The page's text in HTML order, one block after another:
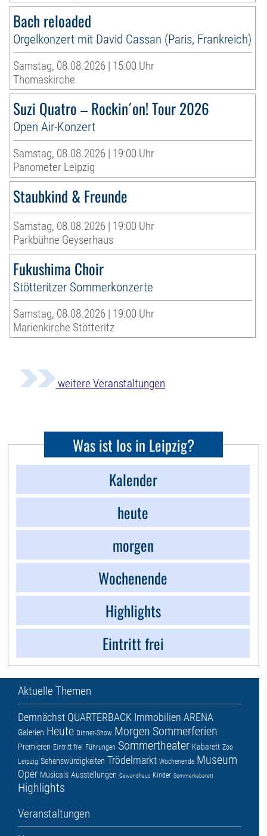
Bach reloaded
Orgelkonzert mit David Cassan (Paris, Frankreich)
Samstag, 08.08.2026 | 15:00 Uhr
Thomaskirche
Suzi Quatro – Rockin´on! Tour 2026
Open Air-Konzert
Samstag, 08.08.2026 | 19:00 Uhr
Panometer Leipzig
Staubkind & Freunde
Samstag, 08.08.2026 | 19:00 Uhr
Parkbühne Geyserhaus
Fukushima Choir
Stötteritzer Sommerkonzerte
Samstag, 08.08.2026 | 19:00 Uhr
Marienkirche Stötteritz
weitere Veranstaltungen
Was ist los in Leipzig?
Kalender
heute
morgen
Wochenende
Highlights
Eintritt frei
Aktuelle Themen
Demnächst QUARTERBACK Immobilien ARENA
Galerien Heute Dinner-Show Morgen Sommerferien
Premieren Eintritt frei Führungen Sommertheater Kabarett Zoo
Leipzig Sehenswürdigkeiten Trödelmarkt Wochenende Museum
Oper Musicals Ausstellungen Gewandhaus Kinder Sommerkabarett
Highlights
Veranstaltungen